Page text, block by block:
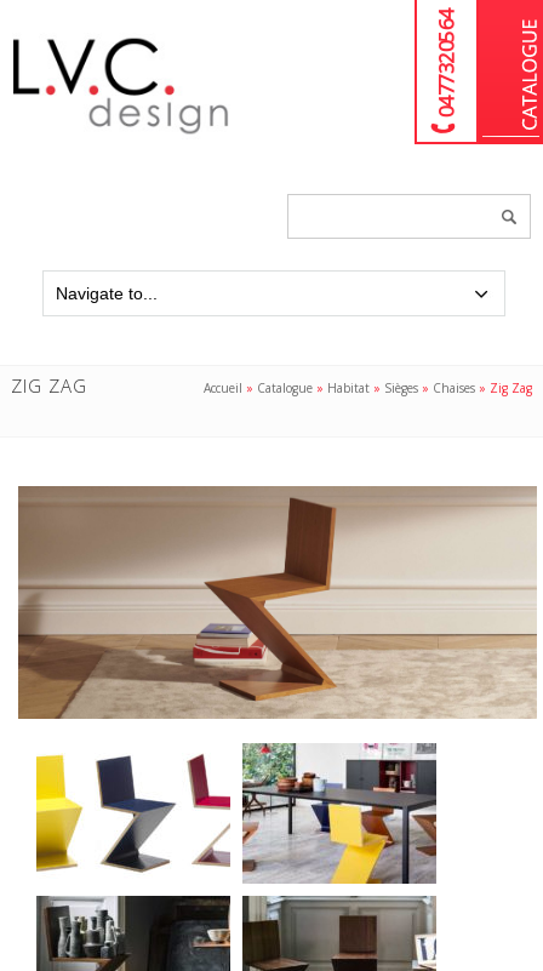
04 77 32 05 64
ZIG ZAG Accueil » Catalogue » Habitat » Sièges » Chaises » Zig Zag